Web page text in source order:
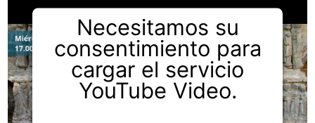
Necesitamos su
consentimiento para
cargar el servicio
YouTube Video.